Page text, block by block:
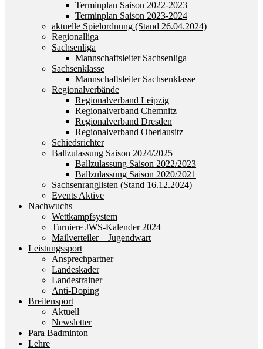
Terminplan Saison 2022-2023
Terminplan Saison 2023-2024
aktuelle Spielordnung (Stand 26.04.2024)
Regionalliga
Sachsenliga
Mannschaftsleiter Sachsenliga
Sachsenklasse
Mannschaftsleiter Sachsenklasse
Regionalverbände
Regionalverband Leipzig
Regionalverband Chemnitz
Regionalverband Dresden
Regionalverband Oberlausitz
Schiedsrichter
Ballzulassung Saison 2024/2025
Ballzulassung Saison 2022/2023
Ballzulassung Saison 2020/2021
Sachsenranglisten (Stand 16.12.2024)
Events Aktive
Nachwuchs
Wettkampfsystem
Turniere JWS-Kalender 2024
Mailverteiler – Jugendwart
Leistungssport
Ansprechpartner
Landeskader
Landestrainer
Anti-Doping
Breitensport
Aktuell
Newsletter
Para Badminton
Lehre